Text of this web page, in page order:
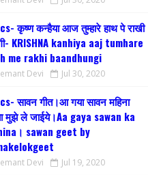
कृष्ण कन्हैया आज तुम्हारे हाथ पे राखी
KRISHNA kanhiya aaj tumhare
me rakhi baandhungi
Devi Jul 30, 2020
सावन गीत।आ गया सावन महिना
मुझे ले जाईये।Aa gaya sawan ka
sawan geet by
Devi Jul 19, 2020